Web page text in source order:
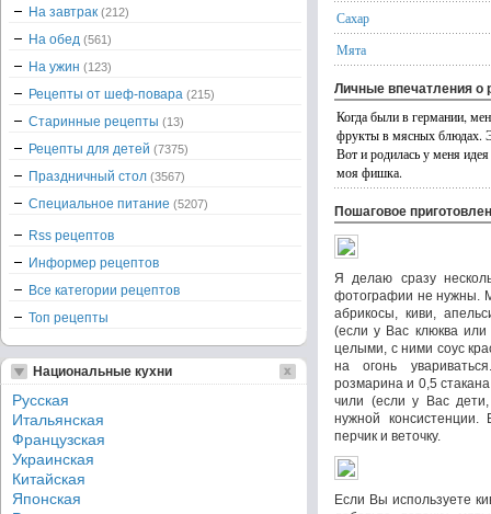
Сахар
Мята
Личные впечатления о
Когда были в германии,
фрукты в мясных блюдах.
Вот и родилась у меня
моя фишка.
Пошаговое
Я делаю сразу
фотографии не нужны.
абрикосы, киви,
(если у Вас клюква или
целыми, с ними соус
на огонь
розмарина и 0,5
чили (если у Вас
нужной консистенции.
перчик и веточку.
Если Вы используете
На завтрак (212)
На обед (561)
На ужин (123)
Рецепты от шеф-повара (215)
Старинные рецепты (13)
Рецепты для детей (7375)
Праздничный стол (3567)
Специальное питание (5207)
Rss рецептов
Информер рецептов
Все категории рецептов
Топ рецепты
Национальные кухни
Русская
Итальянская
Французская
Украинская
Китайская
Японская